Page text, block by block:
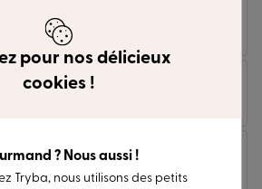
mat Gris clair granite mat
pour nos délicieux
cookies !
? Nous aussi !
Tryba, nous utilisons des petits